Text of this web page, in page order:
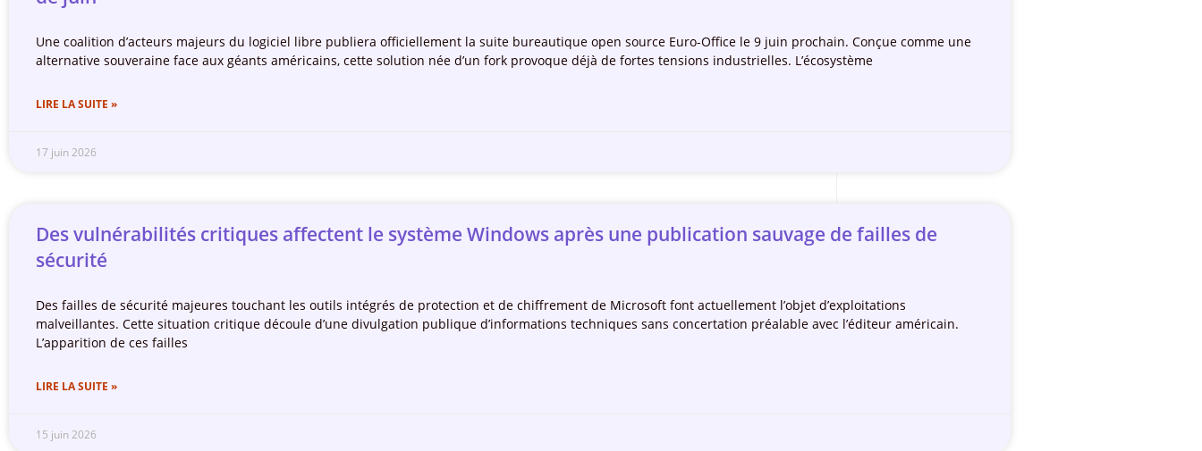
Une coalition d’acteurs majeurs du logiciel libre publiera officiellement la suite bureautique open source Euro-Office le 9 juin prochain. Conçue comme une
alternative souveraine face aux géants américains, cette solution née d’un fork provoque déjà de fortes tensions industrielles. L’écosystème
LIRE LA SUITE »
17 juin 2026
Des vulnérabilités critiques affectent le système Windows après une publication sauvage de failles de
sécurité
Des failles de sécurité majeures touchant les outils intégrés de protection et de chiffrement de Microsoft font actuellement l’objet d’exploitations
malveillantes. Cette situation critique découle d’une divulgation publique d’informations techniques sans concertation préalable avec l’éditeur américain.
L’apparition de ces failles
LIRE LA SUITE »
15 juin 2026